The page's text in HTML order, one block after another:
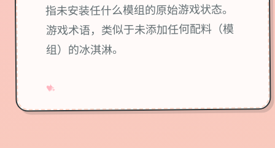
指未安装任什么模组的原始游戏状态。
游戏术语，类似于未添加任何配料（模
组）的冰淇淋。
♥
✧
→